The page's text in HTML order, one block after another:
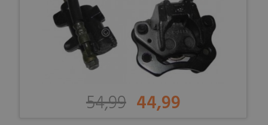
54,99 44,99